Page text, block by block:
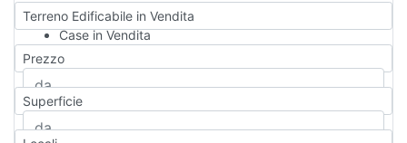
Terreno Edificabile in Vendita
Case in Vendita
Qualsiasi
Appartamento
Casa indipendente
Casa Semi-indipendente
Attico/Mansarda
Prezzo
Superficie